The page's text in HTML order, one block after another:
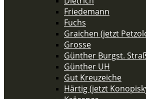
Friedemann
Fuchs
Graichen (jetzt
Grosse
Günther Burgst.
Günther UH
Gut Kreuzeiche
Härtig (jetzt